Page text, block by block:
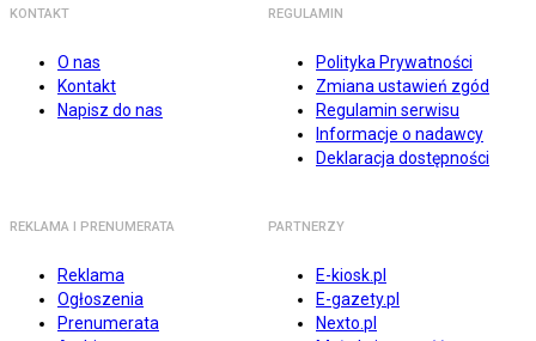
KONTAKT
O nas
Kontakt
Napisz do nas
REGULAMIN
Polityka Prywatności
Zmiana ustawień zgód
Regulamin serwisu
Informacje o nadawcy
Deklaracja dostępności
REKLAMA I PRENUMERATA
Reklama
Ogłoszenia
Prenumerata
PARTNERZY
E-kiosk.pl
E-gazety.pl
Nexto.pl